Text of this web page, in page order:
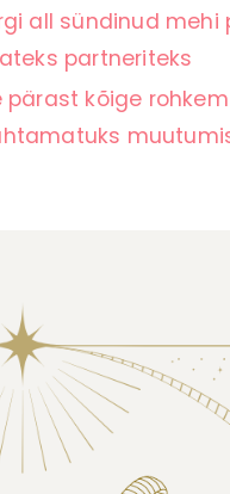
all sündinud mehi
partneriteks
kõige